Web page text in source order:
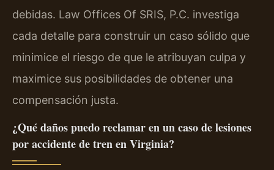
debidas. Law Offices Of SRIS, P.C. investiga
cada detalle para construir un caso sólido que
minimice el riesgo de que le atribuyan culpa y
maximice sus posibilidades de obtener una
compensación justa.
¿Qué daños puedo reclamar en un caso de lesiones
por accidente de tren en Virginia?